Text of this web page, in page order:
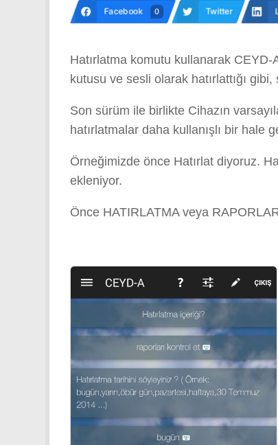
Facebook 0 Twitter
Hatırlatma komutu kullanarak CEYD-
kutusu ve sesli olarak hatırlattığı
Son sürüm ile birlikte Cihazın
hatırlatmalar daha kullanışlı bir hale
Örneğimizde önce Hatırlat diyoruz.
ekleniyor.
Önce HATIRLATMA veya